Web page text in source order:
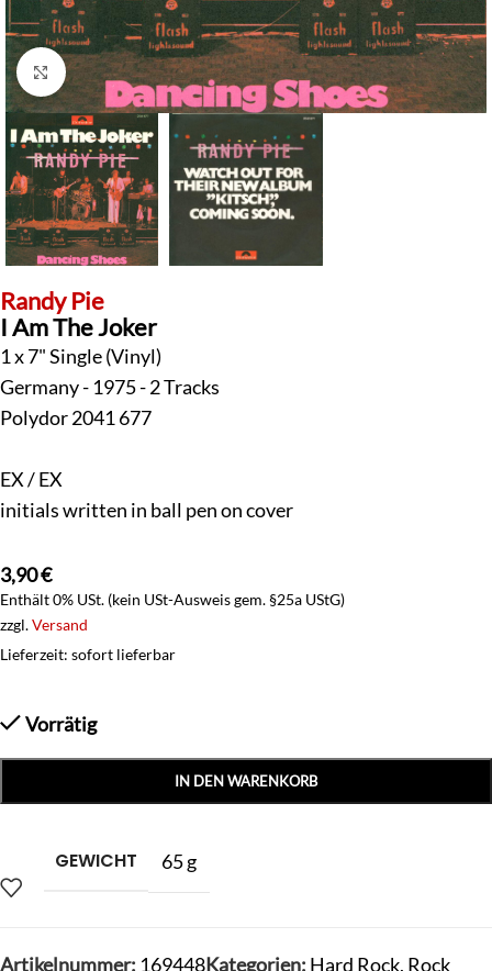
Klick zum Vergrößern
Randy Pie
I Am The Joker
1 x 7" Single (Vinyl)
Germany - 1975 - 2 Tracks
Polydor 2041 677
EX / EX
initials written in ball pen on cover
3,90€
Enthält 0% USt. (kein USt-Ausweis gem. §25a UStG)
zzgl.Versand
Lieferzeit: sofort lieferbar
Vorrätig
IN DEN WARENKORB
GEWICHT 65 g
Artikelnummer: 169448Kategorien: Hard Rock, Rock